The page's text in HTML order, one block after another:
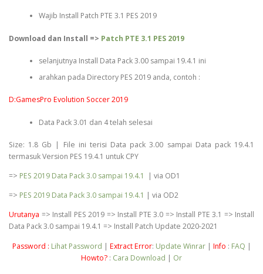
Wajib Install Patch PTE 3.1 PES 2019
Download dan Install => Patch PTE 3.1 PES 2019
selanjutnya Install Data Pack 3.00 sampai 19.4.1 ini
arahkan pada Directory PES 2019 anda, contoh :
D:GamesPro Evolution Soccer 2019
Data Pack 3.01 dan 4 telah selesai
Size: 1.8 Gb | File ini terisi Data pack 3.00 sampai Data pack 19.4.1
termasuk Version PES 19.4.1 untuk CPY
=> PES 2019 Data Pack 3.0 sampai 19.4.1
| via OD1
=> PES 2019 Data Pack 3.0 sampai 19.4.1 | via OD2
Urutanya => Install PES 2019 => Install PTE 3.0 => Install PTE 3.1 => Install
Data Pack 3.0 sampai 19.4.1 => Install Patch Update 2020-2021
Password : Lihat Password | Extract Error: Update Winrar| Info : FAQ |
Howto? : Cara Download | Or